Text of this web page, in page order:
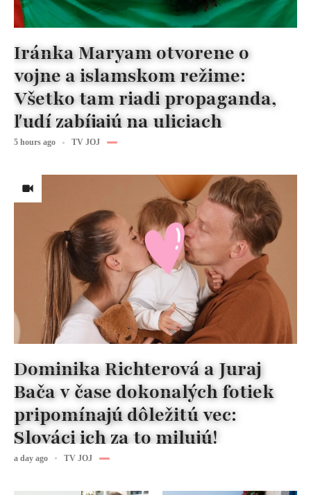
Iránka Maryam otvorene o
vojne a islamskom režime:
Všetko tam riadi propaganda,
ľudí zabíjajú na uliciach
5 hours ago TV JOJ
Dominika Richterová a Juraj
Bača v čase dokonalých fotiek
pripomínajú dôležitú vec:
Slováci ich za to milujú!
a day ago TV JOJ